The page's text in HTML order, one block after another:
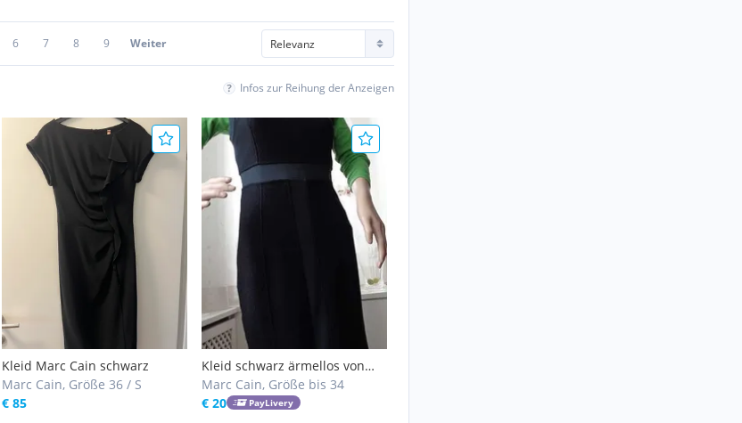
6 7 8 9 Weiter
Infos zur Reihung der Anzeigen
Kleid Marc Cain schwarz
Marc Cain, Größe 36 / S
€ 85
Kleid schwarz ärmellos von
Marc Cain
Marc Cain, Größe bis 34
€ 20
PayLivery